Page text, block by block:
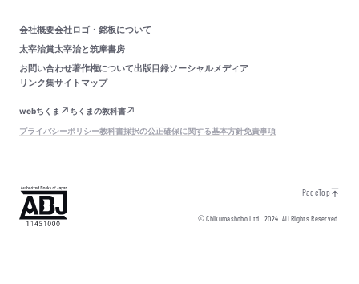
会社概要会社ロゴ・銘板について
太宰治賞太宰治と筑摩書房
お問い合わせ著作権について出版目録ソーシャルメディア
リンク集サイトマップ
webちくま
ちくまの教科書
プライバシーポリシー教科書採択の公正確保に関する基本方針免責事項
PageTop
© Chikumashobo Ltd.2024 All Rights Reserved.